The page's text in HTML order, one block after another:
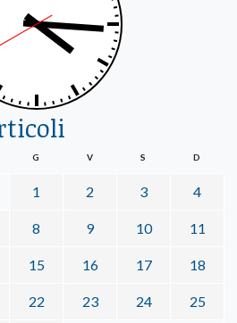
G V S D
1 2 3 4
8 9 10 11
15 16 17 18
22 23 24 25